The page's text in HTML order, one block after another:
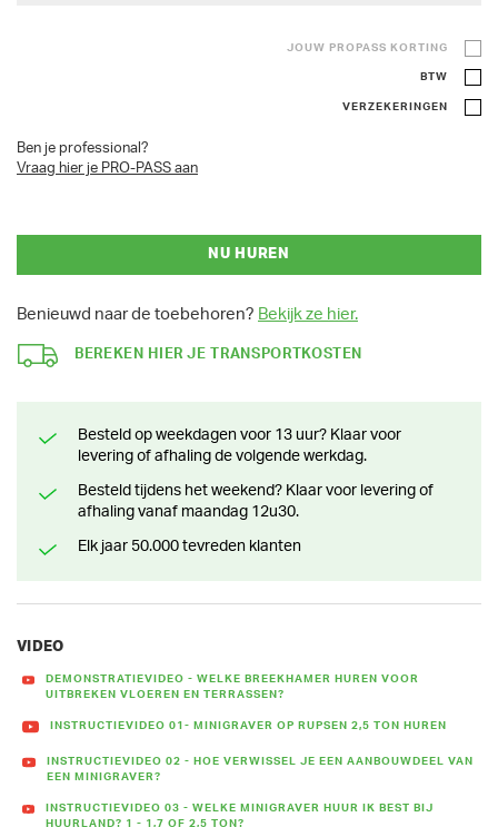
JOUW PROPASS KORTING
BTW
VERZEKERINGEN
Ben je professional?
Vraag hier je PRO-PASS aan
NU HUREN
Benieuwd naar de toebehoren? Bekijk ze hier.
BEREKEN HIER JE TRANSPORTKOSTEN
Besteld op weekdagen voor 13 uur? Klaar voor
levering of afhaling de volgende werkdag.
Besteld tijdens het weekend? Klaar voor levering of
afhaling vanaf maandag 12u30.
Elk jaar 50.000 tevreden klanten
VIDEO
DEMONSTRATIEVIDEO - WELKE BREEKHAMER HUREN VOOR
UITBREKEN VLOEREN EN TERRASSEN?
INSTRUCTIEVIDEO 01- MINIGRAVER OP RUPSEN 2,5 TON HUREN
INSTRUCTIEVIDEO 02 - HOE VERWISSEL JE EEN AANBOUWDEEL VAN
EEN MINIGRAVER?
INSTRUCTIEVIDEO 03 - WELKE MINIGRAVER HUUR IK BEST BIJ
HUURLAND? 1 - 1,7 OF 2,5 TON?